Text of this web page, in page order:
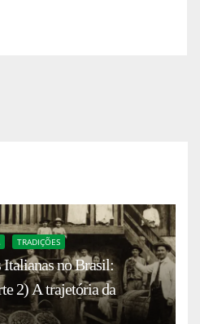
TRADIÇÕES
no Brasil:
2) A trajetória da